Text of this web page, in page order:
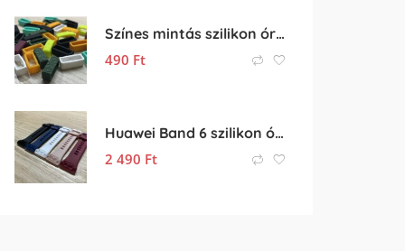
Színes mintás szilikon óraszíj bújtató – 20mm óraszíjhoz
490 Ft
Huawei Band 6 szilikon óraszíj eladó
2 490 Ft